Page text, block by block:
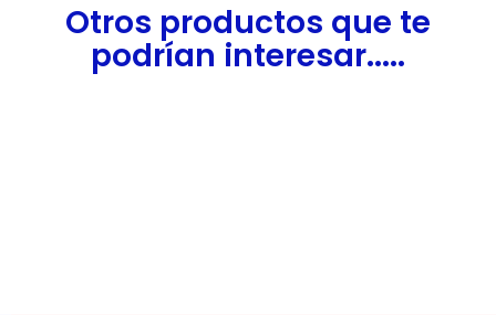
Otros productos que te
podrían interesar.....